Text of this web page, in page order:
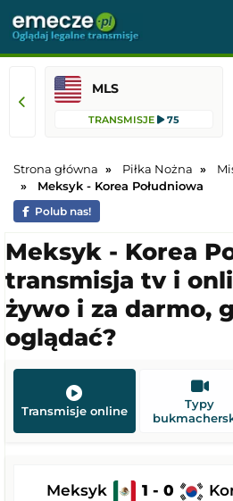
MLS
TRANSMISJE 75
Strona główna Piłka Nożna
Meksyk - Korea Południowa
Polub nas!
Meksyk - Korea
transmisja tv i
żywo i za darmo,
oglądać?
Transmisje online
Typy
Meksyk 1 - 0